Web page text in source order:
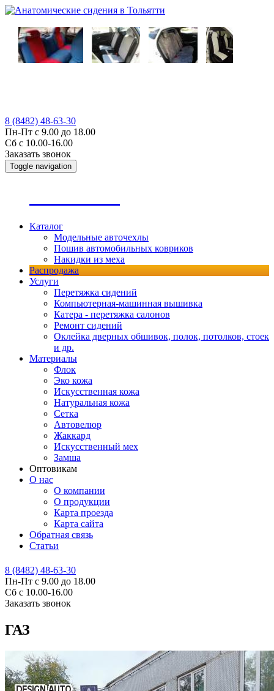
8 (8482) 48-63-30
Пн-Пт с 9.00 до 18.00
Сб с 10.00-16.00
Заказать звонок
Toggle navigation
Каталог
Модельные авточехлы
Пошив автомобильных ковриков
Накидки из меха
Распродажа
Услуги
Перетяжка сидений
Компьютерная-машинная вышивка
Катера - перетяжка салонов
Ремонт сидений
Оклейка дверных обшивок, полок, потолков, стоек
и др.
Материалы
Флок
Эко кожа
Искусственная кожа
Натуральная кожа
Сетка
Автовелюр
Жаккард
Искусственный мех
Замша
Оптовикам
О нас
О компании
О продукции
Карта проезда
Карта сайта
Обратная связь
Статьи
8 (8482) 48-63-30
Пн-Пт с 9.00 до 18.00
Сб с 10.00-16.00
Заказать звонок
ГАЗ